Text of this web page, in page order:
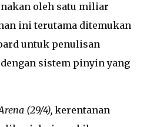
oleh satu miliar
ini terutama ditemukan
untuk penulisan
sistem pinyin yang
(29/4), kerentanan